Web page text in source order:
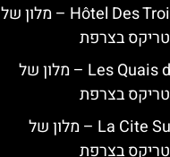
Hôtel Des Trois Hiboux – מלון של
בצרפת
Les Quais de Lutèce – מלון של
בצרפת
La Cite Suspendue – מלון של
בצרפת